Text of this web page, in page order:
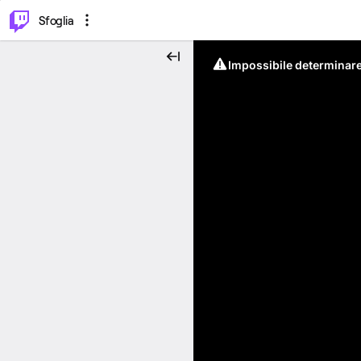
Sfoglia
Impossibile